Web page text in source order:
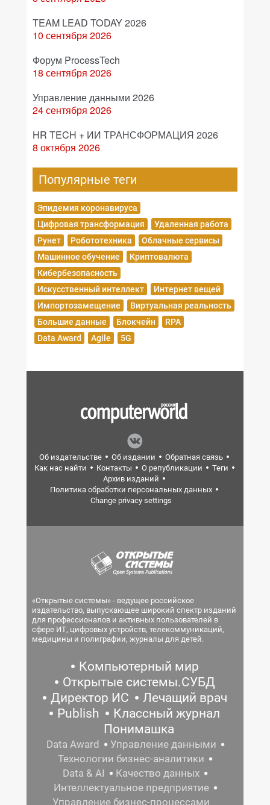
TEAM LEAD TODAY 2026
10 сентября 2026
Форум ProcessTech
18 сентября 2026
Управление данными 2026
24 сентября 2026
HR TECH + ИИ ТРАНСФОРМАЦИЯ 2026
8 октября 2026
Популярные теги
Эпидемия коронавируса
Цифровая трансформация
Удаленная работа
Рунет
Робототехника
Облачные сервисы
Машинное обучение
Криптовалюта
Кибербезопасность
Искусственный интеллект
Интернет вещей
Импортозамещение
Виртуальная реальность
Большие данные
Блокчейн
RPA
Data Award
Agile 5G
Об издательстве Об издании
Обратная связь
Как нас найти
Контакты О републикации
Теги
Архив изданий
Политика обработки персональных данных
Change privacy settings
«Открытые системы» - ведущее российское
издательство, выпускающее широкий спектр изданий
для профессионалов и активных пользователей в
сфере ИТ, цифровых устройств, телекоммуникаций,
медицины и полиграфии, журналы для детей.
Компьютерный мир
Открытые системы.СУБД
Директор ИС
Лечащий врач
Publish
Классный журнал
Понимашка
Data Award
Управление данными
Технологии бизнес-аналитики
Data & AI
Качество данных
Интеллектуальное предприятие
Управление бизнес-процессами